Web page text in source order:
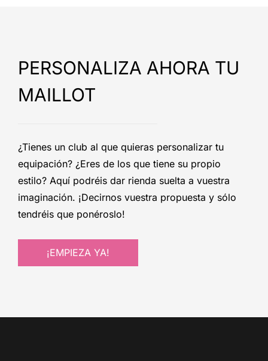
PERSONALIZA AHORA TU
MAILLOT
¿Tienes un club al que quieras personalizar tu
equipación? ¿Eres de los que tiene su propio
estilo? Aquí podréis dar rienda suelta a vuestra
imaginación. ¡Decirnos vuestra propuesta y sólo
tendréis que ponéroslo!
¡EMPIEZA YA!